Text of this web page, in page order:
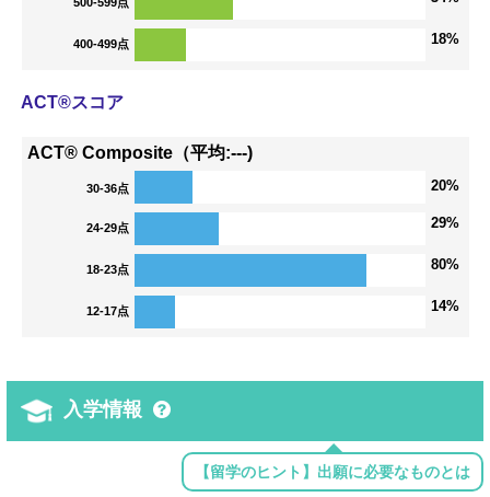
400-499点 18%
ACT®スコア
ACT® Composite（平均:---)
30-36点 20%
24-29点 29%
18-23点 80%
12-17点 14%
入学情報
【留学のヒント】出願に必要なものとは